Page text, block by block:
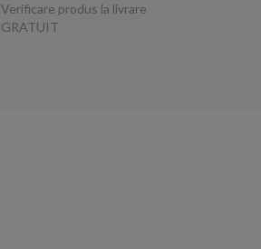
Verificare produs la livrare
GRATUIT